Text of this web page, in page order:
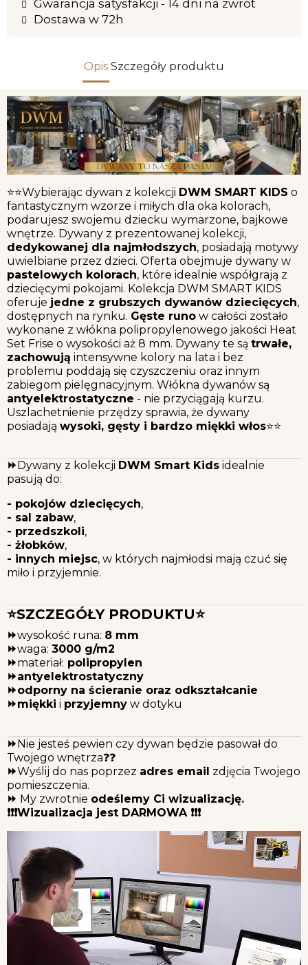
Gwarancja satysfakcji - 14 dni na zwrot
Dostawa w 72h
Opis Szczegóły produktu
⭐⭐Wybierając dywan z kolekcji DWM SMART KIDS o
fantastycznym wzorze i miłych dla oka kolorach,
podarujesz swojemu dziecku wymarzone, bajkowe
wnętrze. Dywany z prezentowanej kolekcji,
dedykowanej dla najmłodszych, posiadają motywy
uwielbiane przez dzieci. Oferta obejmuje dywany w
pastelowych kolorach, które idealnie współgrają z
dziecięcymi pokojami. Kolekcja DWM SMART KIDS
oferuje jedne z grubszych dywanów dziecięcych,
dostępnych na rynku. Gęste runo w całości zostało
wykonane z włókna polipropylenowego jakości Heat
Set Frise o wysokości aż 8 mm. Dywany te są trwałe,
zachowują intensywne kolory na lata i bez
problemu poddają się czyszczeniu oraz innym
zabiegom pielęgnacyjnym. Włókna dywanów są
antyelektrostatyczne - nie przyciągają kurzu.
Uszlachetnienie przędzy sprawia, że dywany
posiadają wysoki, gęsty i bardzo miękki włos⭐⭐
⏩Dywany z kolekcji DWM Smart Kids idealnie
pasują do:
- pokojów dziecięcych,
- sal zabaw,
- przedszkoli,
- żłobków,
- innych miejsc, w których najmłodsi mają czuć się
miło i przyjemnie.
⭐SZCZEGÓŁY PRODUKTU⭐
⏩wysokość runa: 8 mm
⏩waga: 3000 g/m2
⏩materiał: polipropylen
⏩antyelektrostatyczny
⏩odporny na ścieranie oraz odkształcanie
⏩miękki i przyjemny w dotyku
⏩Nie jesteś pewien czy dywan będzie pasował do
Twojego wnętrza❓❓
⏩Wyślij do nas poprzez adres email zdjęcia Twojego
pomieszczenia.
⏩ My zwrotnie odeślemy Ci wizualizację.
❗❗❗Wizualizacja jest DARMOWA ❗❗❗